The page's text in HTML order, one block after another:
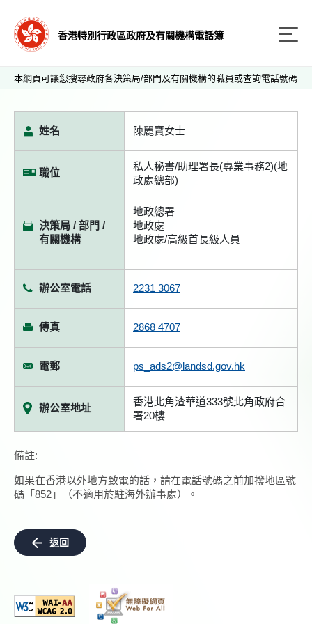
香港特別行政區政府及有關機構電話簿
本網頁可讓您搜尋政府各決策局/部門及有關機構的職員或查詢電話號碼
姓名 陳麗寶女士
職位
私人秘書/助理署長(專業事務2)(地
政處總部)
決策局 / 部門 /
有關機構
地政總署
地政處
地政處/高級首長級人員
辦公室電話 2231 3067
傳真 2868 4707
電郵 ps_ads2@landsd.gov.hk
辦公室地址
香港北角渣華道333號北角政府合
署20樓
備註:
如果在香港以外地方致電的話，請在電話號碼之前加撥地區號
碼「852」（不適用於駐海外辦事處）。
返回